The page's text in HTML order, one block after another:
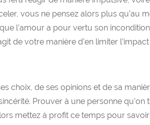
vous ne pensez alors plus qu’au
l’amour a pour vertu son
de votre manière d’en limiter
choix, de ses opinions et de sa
Prouver à une personne qu’on
mettez à profit ce temps pour